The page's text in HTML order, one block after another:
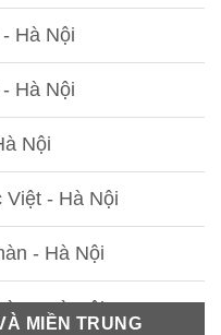
Hà Nội
Hà Nội
Nội
Việt - Hà Nội
- Hà Nội
- Hà Nội
MIỀN TRUNG